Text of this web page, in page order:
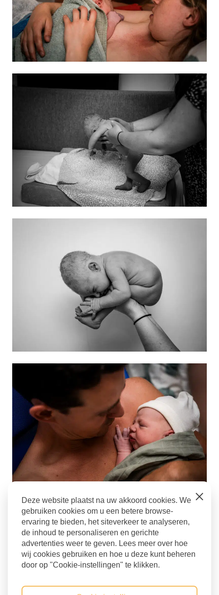
Geboorteshoot
bevallingsfotograaf, geboortefotograaf,
Geboortefotograaf Tilburg,geboortefotografie
thuisbevalling,Tilburg
Deze website plaatst na uw akkoord cookies. We
gebruiken cookies om u een betere browse-
ervaring te bieden, het siteverkeer te analyseren,
de inhoud te personaliseren en gerichte
advertenties weer te geven. Lees meer over hoe
wij cookies gebruiken en hoe u deze kunt beheren
door op "Cookie-instellingen" te klikken.
Close